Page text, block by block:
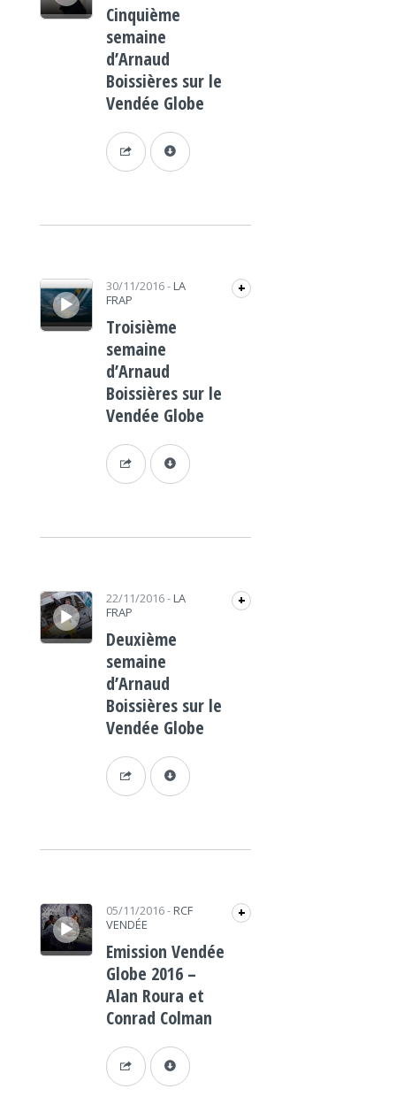
Cinquième
semaine
d’Arnaud
Boissières sur le
Vendée Globe
Lecteur audio 30/11/2016- LA
FRAP
+
Troisième
semaine
d’Arnaud
Boissières sur le
Vendée Globe
Lecteur audio 22/11/2016- LA
FRAP
+
Deuxième
semaine
d’Arnaud
Boissières sur le
Vendée Globe
Lecteur audio 05/11/2016- RCF
VENDÉE
+
Emission Vendée
Globe 2016 –
Alan Roura et
Conrad Colman